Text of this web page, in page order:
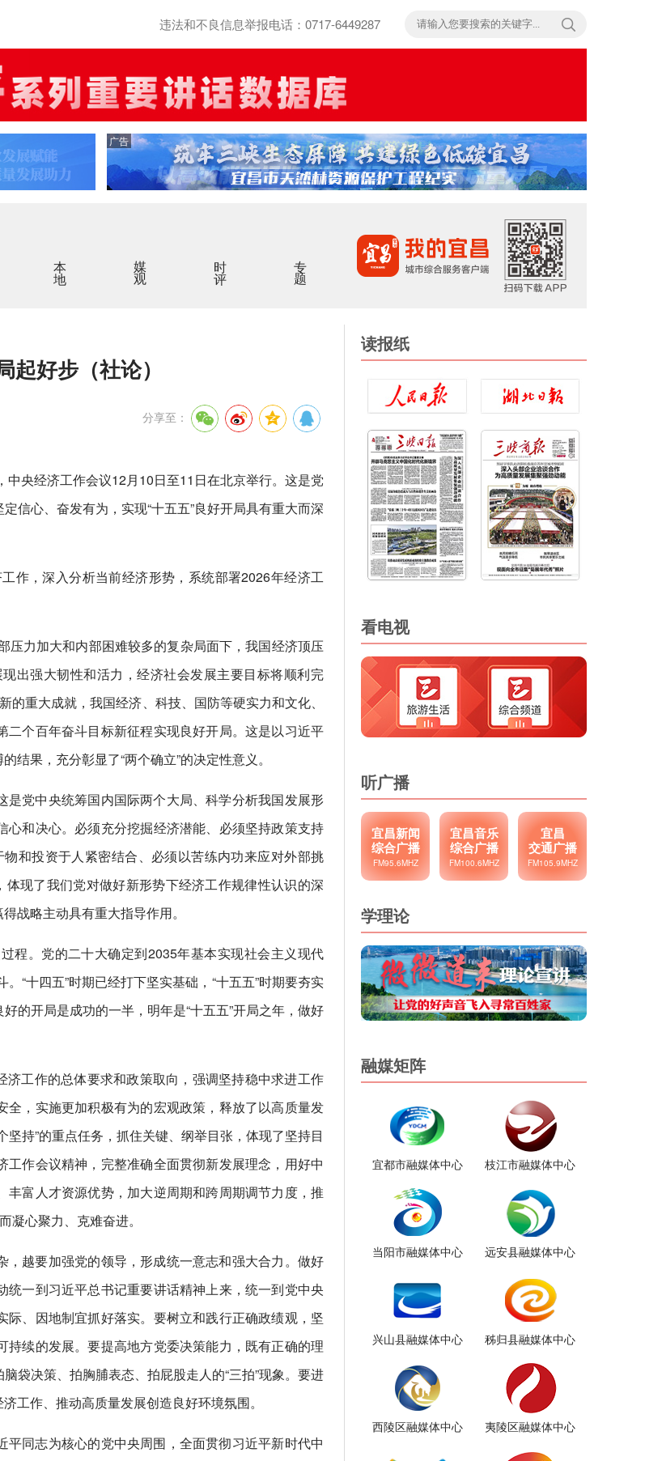
违法和不良信息举报电话：0717-6449287
广告
本地 媒观 时评 专题
好步（社论）
分享至：
中央经济工作会议12月10日至11日在北京举行。这是党
信心、奋发有为，实现“十五五”良好开局具有重大而深
作，深入分析当前经济形势，系统部署2026年经济工
力加大和内部困难较多的复杂局面下，我国经济顶压
出强大韧性和活力，经济社会发展主要目标将顺利完
重大成就，我国经济、科技、国防等硬实力和文化、
个百年奋斗目标新征程实现良好开局。这是以习近平
果，充分彰显了“两个确立”的决定性意义。
党中央统筹国内国际两个大局、科学分析我国发展形
和决心。必须充分挖掘经济潜能、必须坚持政策支持
和投资于人紧密结合、必须以苦练内功来应对外部挑
现了我们党对做好新形势下经济工作规律性认识的深
战略主动具有重大指导作用。
程。党的二十大确定到2035年基本实现社会主义现代
“十四五”时期已经打下坚实基础，“十五五”时期要夯实
的开局是成功的一半，明年是“十五五”开局之年，做好
济工作的总体要求和政策取向，强调坚持稳中求进工作
，实施更加积极有为的宏观政策，释放了以高质量发
持”的重点任务，抓住关键、纲举目张，体现了坚持目
作会议精神，完整准确全面贯彻新发展理念，用好中
富人才资源优势，加大逆周期和跨周期调节力度，推
凝心聚力、克难奋进。
越要加强党的领导，形成统一意志和强大合力。做好
一到习近平总书记重要讲话精神上来，统一到党中央
、因地制宜抓好落实。要树立和践行正确政绩观，坚
续的发展。要提高地方党委决策能力，既有正确的理
袋决策、拍胸脯表态、拍屁股走人的“三拍”现象。要进
工作、推动高质量发展创造良好环境氛围。
同志为核心的党中央周围，全面贯彻习近平新时代中
读报纸
看电视
听广播
宜昌新闻
综合广播
FM95.6MHZ
宜昌音乐
综合广播
FM100.6MHZ
宜昌
交通广播
FM105.9MHZ
学理论
融媒矩阵
宜都市融媒体中心 枝江市融媒体中心
当阳市融媒体中心 远安县融媒体中心
兴山县融媒体中心 秭归县融媒体中心
西陵区融媒体中心 夷陵区融媒体中心